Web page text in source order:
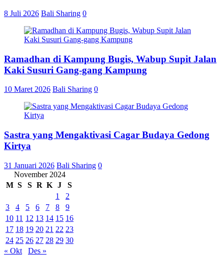
8 Juli 2026 Bali Sharing 0
Ramadhan di Kampung Bugis, Wabup Supit Jalan
Kaki Susuri Gang-gang Kampung
10 Maret 2026 Bali Sharing 0
Sastra yang Mengaktivasi Cagar Budaya Gedong
Kirtya
31 Januari 2026 Bali Sharing 0
November 2024
M S S R K J
S
1
2
3
4 5 6 7 8
9
10 11 12 13 14 15 16
17 18 19 20 21 22 23
24 25 26 27 28 29 30
« Okt
Des »